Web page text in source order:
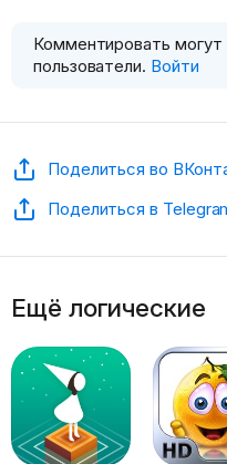
Комментировать могут
пользователи. Войти
Поделиться во
Поделиться в
Ещё логические